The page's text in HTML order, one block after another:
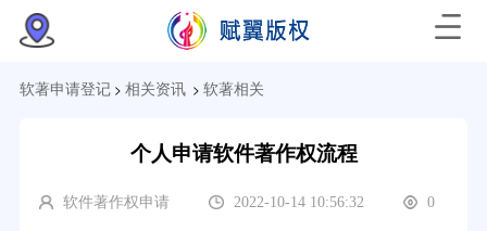
软著申请登记> 相关资讯> 软著相关
个人申请软件著作权流程
软件著作权申请 2022-10-14 10:56:32 0